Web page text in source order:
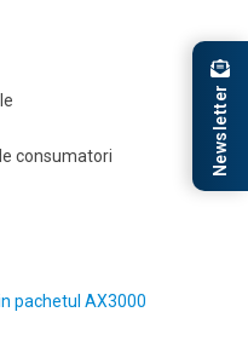
consumatori
pachetul AX3000
Newsletter